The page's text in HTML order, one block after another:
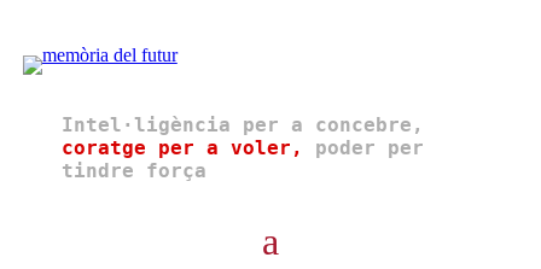
Intel·ligència per a concebre,
coratge per a voler,
poder per
tindre força